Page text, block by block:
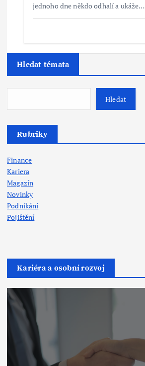
jednoho dne někdo odhalí a ukáže…
Hledat témata
Hledat
Rubriky
Finance
Kariera
Magazín
Novinky
Podnikání
Pojištění
Kariéra a osobní rozvoj